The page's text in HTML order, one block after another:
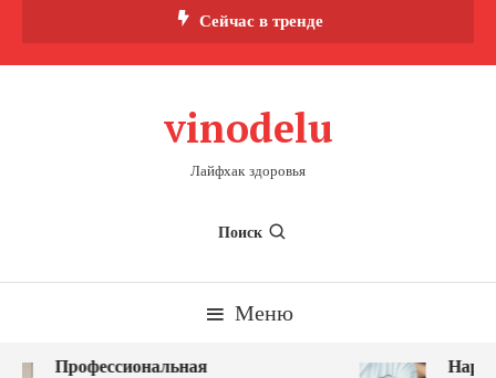
Сейчас в тренде
vinodelu
Лайфхак здоровья
Поиск
Меню
Профессиональная